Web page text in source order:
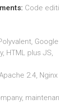
Code
HTML plus JS,
2.4, Nginx